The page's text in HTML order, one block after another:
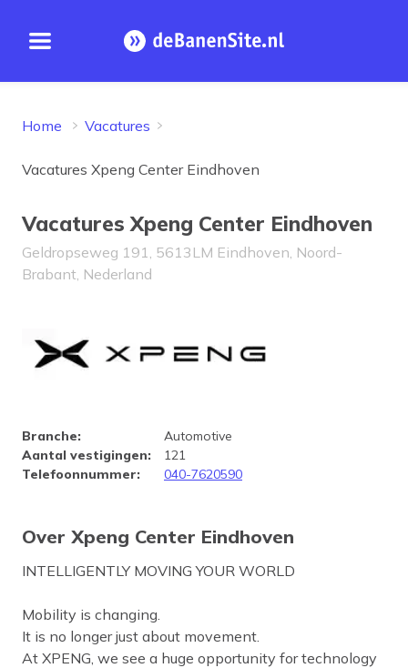
Open menu Homepage
Home Vacatures
Vacatures Xpeng Center Eindhoven
Vacatures Xpeng Center Eindhoven
Geldropseweg 191, 5613LM Eindhoven, Noord-
Brabant, Nederland
Bedrijfsprofiel Xpeng Center
Branche:
Automotive
Aantal vestigingen:
121
Telefoonnummer: 040-7620590
Over Xpeng Center Eindhoven
INTELLIGENTLY MOVING YOUR WORLD
Mobility is changing.
It is no longer just about movement.
At XPENG, we see a huge opportunity for technology